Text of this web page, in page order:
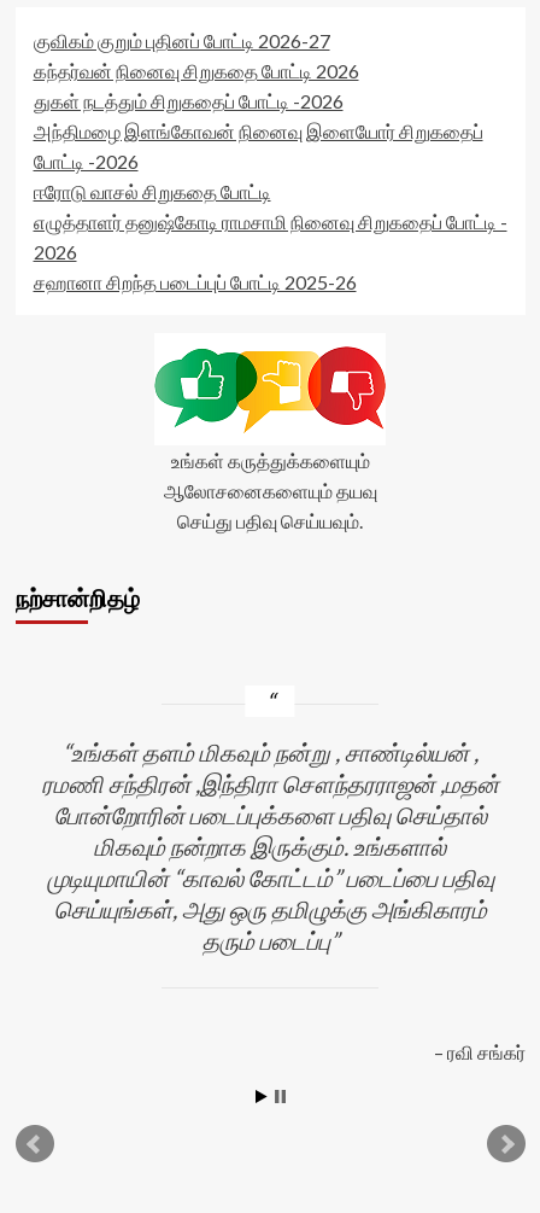
starsize='16'
data-
rater-
postid='13743'
data-
rater-
readonly='true'
data-
readonly-
</div>
average'>0
குவிகம் குறும் புதினப் போட்டி 2026-27
கந்தர்வன் நினைவு சிறுகதை போட்டி 2026
துகள் நடத்தும் சிறுகதைப் போட்டி -2026
அந்திமழை இளங்கோவன் நினைவு இளையோர் சிறுகதைப்
போட்டி -2026
ஈரோடு வாசல் சிறுகதை போட்டி
எழுத்தாளர் தனுஷ்கோடி ராமசாமி நினைவு சிறுகதைப் போட்டி -
2026
சஹானா சிறந்த படைப்புப் போட்டி 2025-26
உங்கள் கருத்துக்களையும்
ஆலோசனைகளையும் தயவு
செய்து பதிவு செய்யவும்.
நற்சான்றிதழ்
உங்கள் தளம் மிகவும் நன்று , சாண்டில்யன் ,
ரமணி சந்திரன் ,இந்திரா சௌந்தரராஜன் ,மதன்
போன்றோரின் படைப்புக்களை பதிவு செய்தால்
மிகவும் நன்றாக இருக்கும். உங்களால்
முடியுமாயின் “காவல் கோட்டம்” படைப்பை பதிவு
செய்யுங்கள், அது ஒரு தமிழுக்கு அங்கிகாரம்
தரும் படைப்பு
ரவி சங்கர்